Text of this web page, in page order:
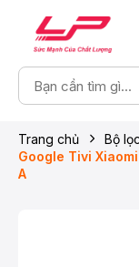
Trang chủ
Bộ lọc
Google Tivi
A